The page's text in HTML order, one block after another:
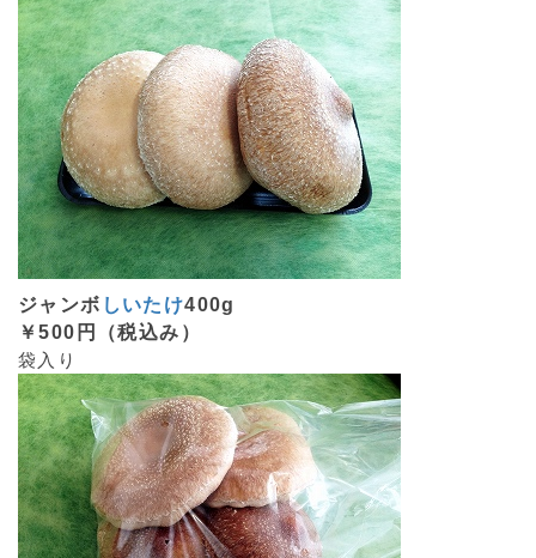
ジャンボ しいたけ400g
￥500円（税込み）
袋入り